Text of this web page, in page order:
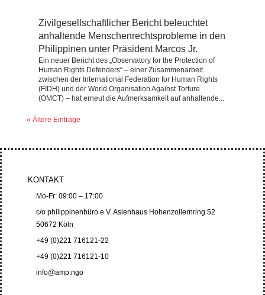
Zivilgesellschaftlicher Bericht beleuchtet
anhaltende Menschenrechtsprobleme in den
Philippinen unter Präsident Marcos Jr.
Ein neuer Bericht des „Observatory for the Protection of
Human Rights Defenders“ – einer Zusammenarbeit
zwischen der International Federation for Human Rights
(FIDH) und der World Organisation Against Torture
(OMCT) – hat erneut die Aufmerksamkeit auf anhaltende...
« Ältere Einträge
KONTAKT
Mo-Fr: 09:00 – 17:00
c/o philippinenbüro e.V. Asienhaus Hohenzollernring 52
50672 Köln
+49 (0)221 716121-22
+49 (0)221 716121-10
info@amp.ngo